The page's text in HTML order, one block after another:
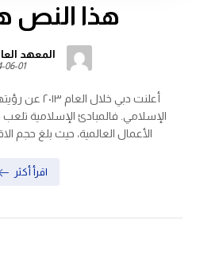
هذا النص
المعهد
06-01
أعلنت دبي
الإسلامي. فالمبادئ الإسلامية
الأعمال العالمية، حيث بلغ حجم
اقرأ أكثر